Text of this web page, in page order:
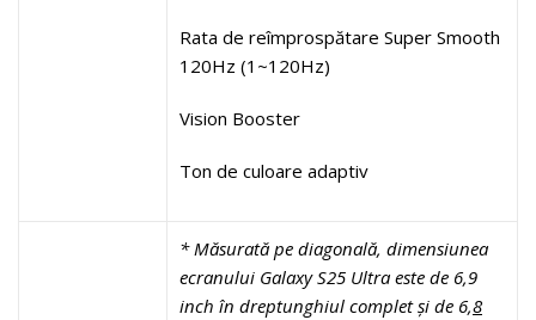
Rata de reîmprospătare Super Smooth
120Hz (1~120Hz)
Vision Booster
Ton de culoare adaptiv
* Măsurată pe diagonală, dimensiunea
ecranului Galaxy S25 Ultra este de 6,9
inch în dreptunghiul complet și de 6,8